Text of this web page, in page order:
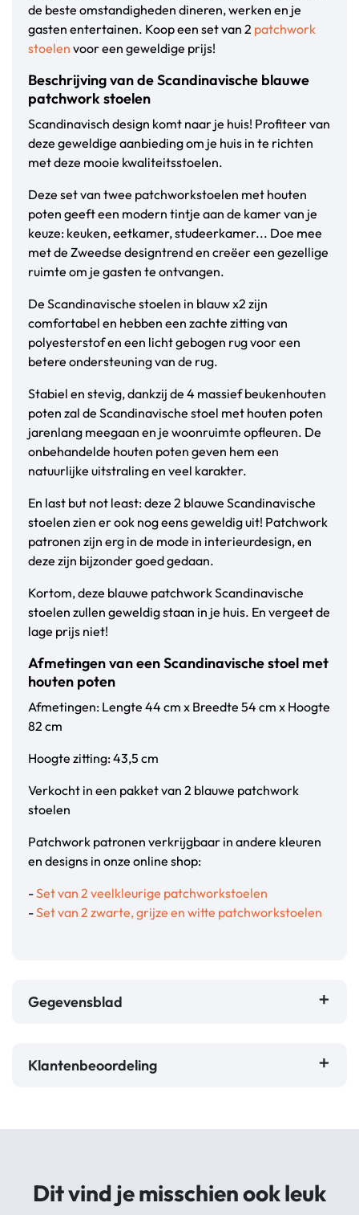
de beste omstandigheden dineren, werken en je
gasten entertainen. Koop een set van 2 patchwork
stoelen voor een geweldige prijs!
Beschrijving van de Scandinavische blauwe
patchwork stoelen
Scandinavisch design komt naar je huis! Profiteer van
deze geweldige aanbieding om je huis in te richten
met deze mooie kwaliteitsstoelen.
Deze set van twee patchworkstoelen met houten
poten geeft een modern tintje aan de kamer van je
keuze: keuken, eetkamer, studeerkamer... Doe mee
met de Zweedse designtrend en creëer een gezellige
ruimte om je gasten te ontvangen.
De Scandinavische stoelen in blauw x2 zijn
comfortabel en hebben een zachte zitting van
polyesterstof en een licht gebogen rug voor een
betere ondersteuning van de rug.
Stabiel en stevig, dankzij de 4 massief beukenhouten
poten zal de Scandinavische stoel met houten poten
jarenlang meegaan en je woonruimte opfleuren. De
onbehandelde houten poten geven hem een
natuurlijke uitstraling en veel karakter.
En last but not least: deze 2 blauwe Scandinavische
stoelen zien er ook nog eens geweldig uit! Patchwork
patronen zijn erg in de mode in interieurdesign, en
deze zijn bijzonder goed gedaan.
Kortom, deze blauwe patchwork Scandinavische
stoelen zullen geweldig staan in je huis. En vergeet de
lage prijs niet!
Afmetingen van een Scandinavische stoel met
houten poten
Afmetingen: Lengte 44 cm x Breedte 54 cm x Hoogte
82 cm
Hoogte zitting: 43,5 cm
Verkocht in een pakket van 2 blauwe patchwork
stoelen
Patchwork patronen verkrijgbaar in andere kleuren
en designs in onze online shop:
-Set van 2 veelkleurige patchworkstoelen
-Set van 2 zwarte, grijze en witte patchworkstoelen
Gegevensblad
Klantenbeoordeling
Dit vind je misschien ook leuk